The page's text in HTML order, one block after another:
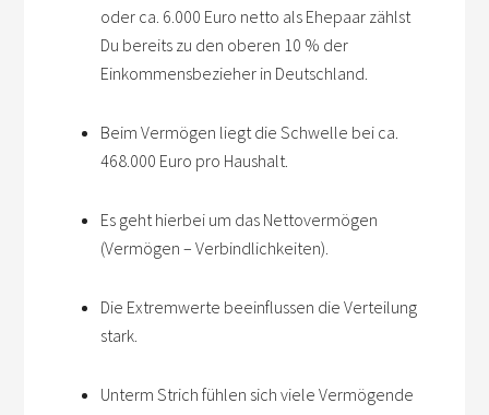
oder ca. 6.000 Euro netto als Ehepaar zählst
Du bereits zu den oberen 10 % der
Einkommensbezieher in Deutschland.
Beim Vermögen liegt die Schwelle bei ca.
468.000 Euro pro Haushalt.
Es geht hierbei um das Nettovermögen
(Vermögen – Verbindlichkeiten).
Die Extremwerte beeinflussen die Verteilung
stark.
Unterm Strich fühlen sich viele Vermögende